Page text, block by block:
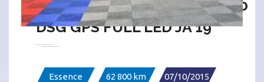
SÉAT LÉON CUPRA 2.0 TSI 280
DSG GPS FULL LED JA 19
Essence 62 800 km
07/10/2015